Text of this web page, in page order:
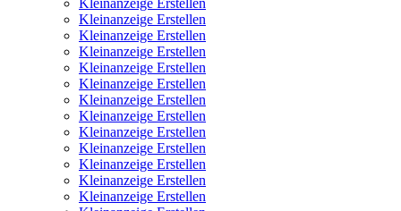
Kleinanzeige Erstellen
Kleinanzeige Erstellen
Kleinanzeige Erstellen
Kleinanzeige Erstellen
Kleinanzeige Erstellen
Kleinanzeige Erstellen
Kleinanzeige Erstellen
Kleinanzeige Erstellen
Kleinanzeige Erstellen
Kleinanzeige Erstellen
Kleinanzeige Erstellen
Kleinanzeige Erstellen